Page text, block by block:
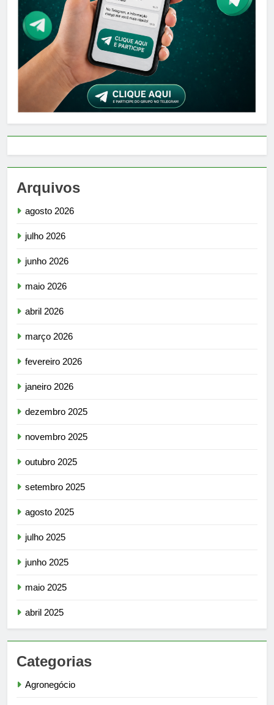
Arquivos
agosto 2026
julho 2026
junho 2026
maio 2026
abril 2026
março 2026
fevereiro 2026
janeiro 2026
dezembro 2025
novembro 2025
outubro 2025
setembro 2025
agosto 2025
julho 2025
junho 2025
maio 2025
abril 2025
Categorias
Agronegócio